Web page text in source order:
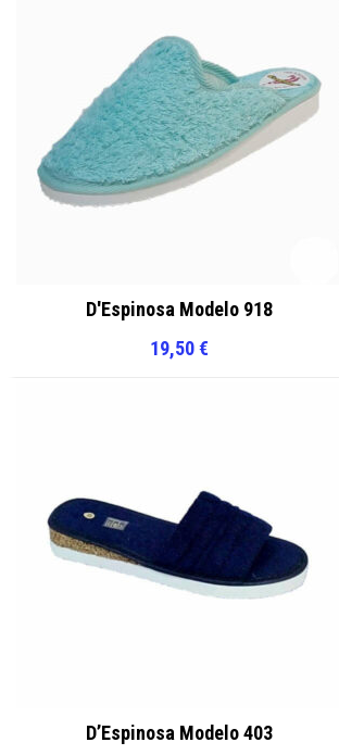
D'Espinosa Modelo 918
19,50€
D’Espinosa Modelo 403